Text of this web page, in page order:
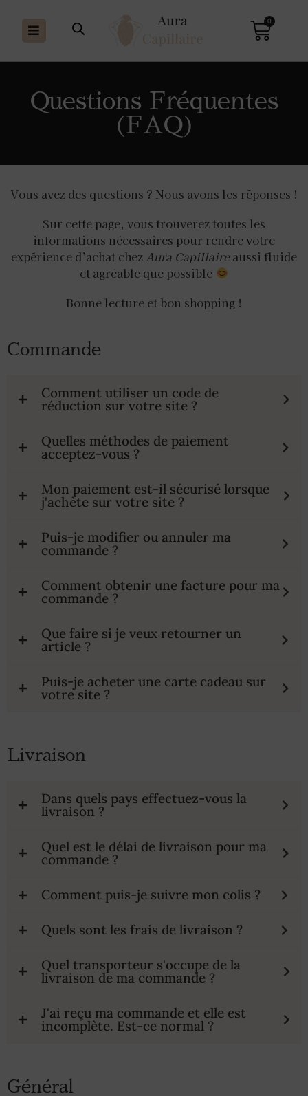
0
Questions Fréquentes
(FAQ)
Vous avez des questions ? Nous avons les réponses !
Sur cette page, vous trouverez toutes les
informations nécessaires pour rendre votre
expérience d’achat chez Aura Capillaireaussi fluide
et agréable que possible
Bonne lecture et bon shopping !
Commande
Comment utiliser un code de
réduction sur votre site ?
Quelles méthodes de paiement
acceptez-vous ?
Mon paiement est-il sécurisé lorsque
j'achète sur votre site ?
Puis-je modifier ou annuler ma
commande ?
Comment obtenir une facture pour ma
commande ?
Que faire si je veux retourner un
article ?
Puis-je acheter une carte cadeau sur
votre site ?
Livraison
Dans quels pays effectuez-vous la
livraison ?
Quel est le délai de livraison pour ma
commande ?
Comment puis-je suivre mon colis ?
Quels sont les frais de livraison ?
Quel transporteur s'occupe de la
livraison de ma commande ?
J'ai reçu ma commande et elle est
incomplète. Est-ce normal ?
Général